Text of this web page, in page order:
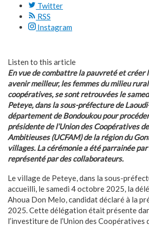
Twitter
RSS
Instagram
Listen to this article
En vue de combattre la pauvreté et créer
avenir meilleur, les femmes du milieu
coopératives, se sont retrouvées le
Peteye, dans la sous-préfecture de
département de Bondoukou pour
présidente de l’Union des Coopératives
Ambitieuses (UCFAM) de la région du
villages. La cérémonie a été parrainée
représenté par des collaborateurs.
Le village de Peteye, dans la sous-
accueilli, le samedi 4 octobre 2025, la
Ahoua Don Melo, candidat déclaré à la
2025. Cette délégation était présente
l’investiture de l’Union des Coopératives